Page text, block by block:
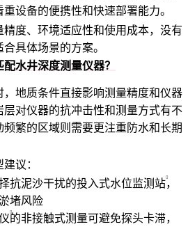
设备的便携性和快速部署能力。
度、环境适应性和使用成本，没有
具体场景的方案。
水井深度测量仪器？
地质条件直接影响测量精度和仪器
对仪器的抗冲击性和测量方式有不
频繁的区域则需要更注重防水和长期
议：
抗泥沙干扰的投入式水位监测站，
堵风险
的非接触式测量可避免探头卡滞，